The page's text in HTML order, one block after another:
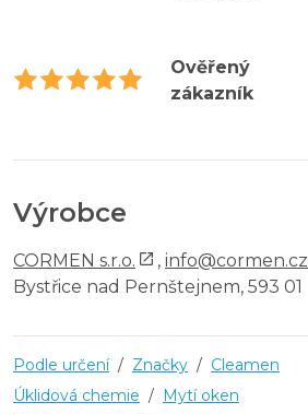
Ověřený
zákazník
Výrobce
CORMEN s.r.o. , info@cormen.cz
Bystřice nad Pernštejnem, 593 01
Podle určení / Značky / Cleamen
Úklidová chemie / Mytí oken